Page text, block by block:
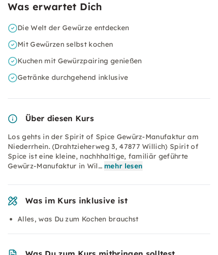
Was erwartet Dich
Die Welt der Gewürze entdecken
Mit Gewürzen selbst kochen
Kuchen mit Gewürzpairing genießen
Getränke durchgehend inklusive
Über diesen Kurs
Los gehts in der Spirit of Spice Gewürz-Manufaktur am
Niederrhein. (Drahtzieherweg 3, 47877 Willich) Spirit of
Spice ist eine kleine, nachhhaltige, familiär geführte
Gewürz-Manufaktur in Wil… mehr lesen
Was im Kurs inklusive ist
Alles, was Du zum Kochen brauchst